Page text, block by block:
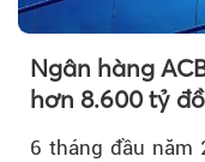
Ngân hàng
hơn 8.600 tỷ
nợ xấu thấp
6 tháng đầu năm